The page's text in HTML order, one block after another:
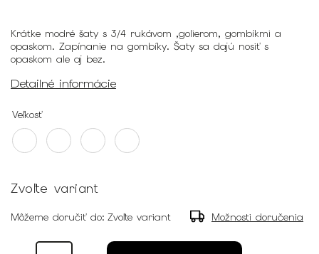
Krátke modré šaty s 3/4 rukávom ,golierom, gombíkmi a
opaskom. Zapínanie na gombíky. Šaty sa dajú nosiť s
opaskom ale aj bez.
Detailné informácie
Veľkosť
Zvoľte variant
Môžeme doručiť do: Zvoľte variant Možnosti doručenia